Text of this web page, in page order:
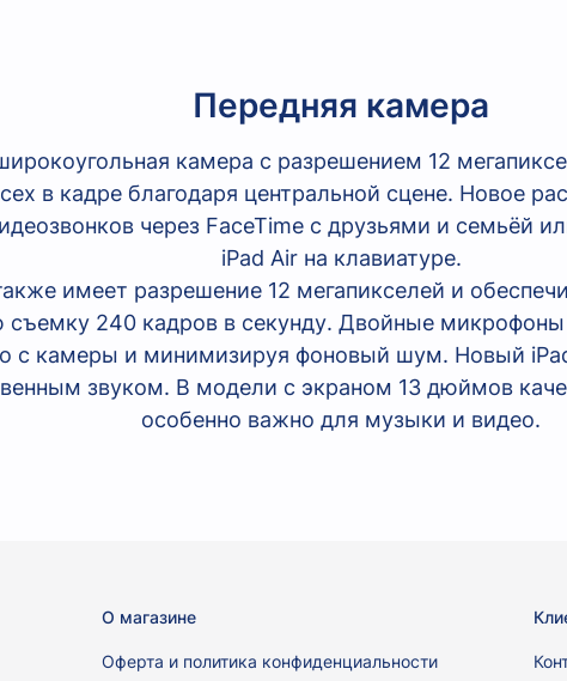
Передняя камера
камера с разрешением 12
в кадре благодаря центральной сцене. Новое
через FaceTime с друзьями и семьёй
iPad Air на клавиатуре.
имеет разрешение 12 мегапикселей и
240 кадров в секунду. Двойные
с камеры и минимизируя фоновый шум. Новый
звуком. В модели с экраном 13 дюймов
особенно важно для музыки и видео.
О магазине
Оферта и политика конфиденциальности